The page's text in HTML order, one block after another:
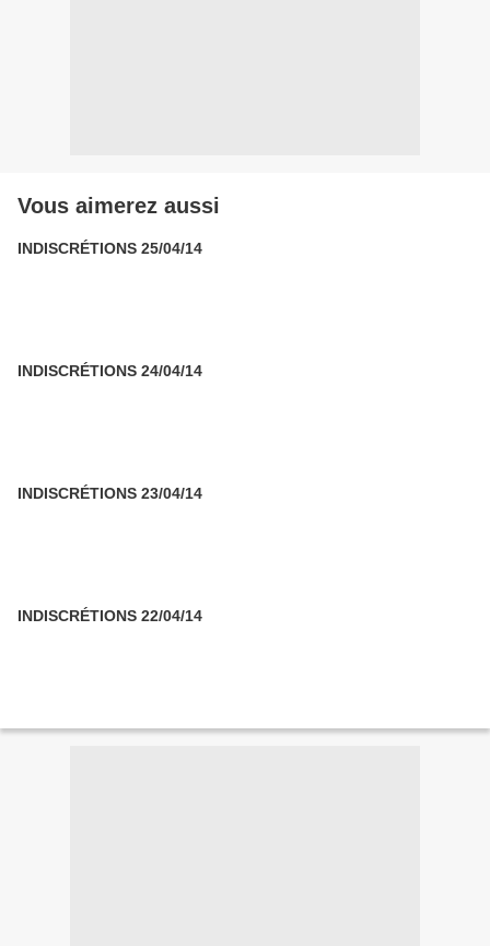
Vous aimerez aussi
INDISCRÉTIONS 25/04/14
INDISCRÉTIONS 24/04/14
INDISCRÉTIONS 23/04/14
INDISCRÉTIONS 22/04/14